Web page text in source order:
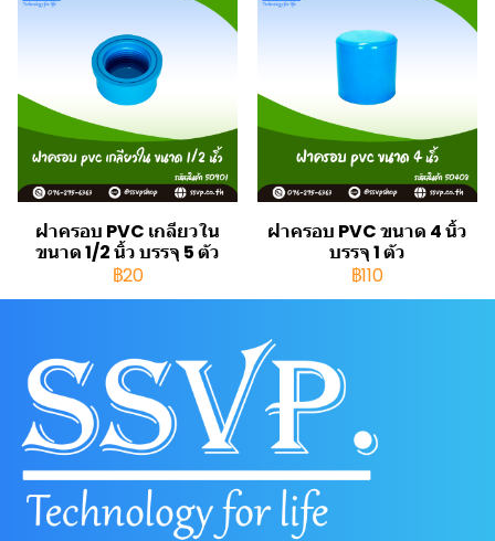
ฝาครอบ PVC เกลียวใน
ขนาด 1/2 นิ้ว บรรจุ 5 ตัว
฿20
ฝาครอบ PVC ขนาด 4 นิ้ว
บรรจุ 1 ตัว
฿110